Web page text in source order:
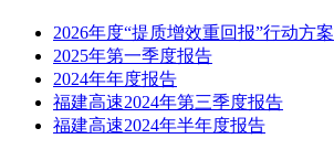
2026年度“提质增效重回报”行动方案
2025年第一季度报告
2024年年度报告
福建高速2024年第三季度报告
福建高速2024年半年度报告